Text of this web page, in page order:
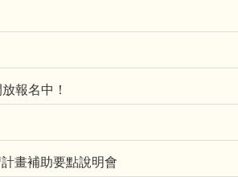
報名中！
畫補助要點說明會